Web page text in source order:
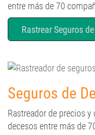
entre más de 70
Rastrear Seguros
Seguros de
Rastreador de precios
decesos entre más de